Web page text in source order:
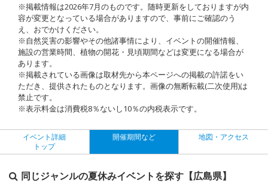
※掲載情報は2026年7月のものです。随時更新をしておりますが内
容が変更となっている場合がありますので、事前にご確認のう
え、おでかけください。
※自然災害の影響やその他諸事情により、イベントの開催情報、
施設の営業時間、植物の開花・見頃期間などは変更になる場合が
あります。
※掲載されている画像は取材先から本ページへの掲載の許諾をい
ただき、提供されたものとなります。画像の無断転載(二次使用)は
禁止です。
※表示料金は消費税8％ないし10％の内税表示です。
イベント詳細
トップ
開催期間など 地図・アクセス
同じジャンルの夏休みイベントを探す【広島県】